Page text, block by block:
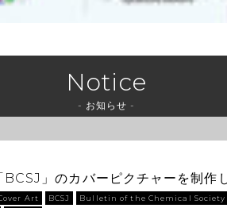
Notice
- お知らせ -
」のカバーピクチャーを制作
Art BCSJ Bulletin of the Chemical Society